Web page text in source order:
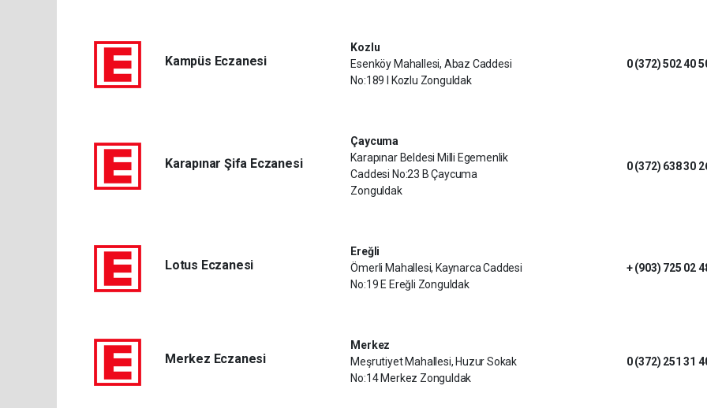
Kampüs Eczanesi
Kozlu
Esenköy Mahallesi, Abaz Caddesi
No:189 I Kozlu Zonguldak
0 (372) 502 40
Karapınar Şifa Eczanesi
Çaycuma
Karapınar Beldesi Milli Egemenlik
Caddesi No:23 B Çaycuma
Zonguldak
0 (372) 638 30
Lotus Eczanesi
Ereğli
Ömerli Mahallesi, Kaynarca Caddesi
No:19 E Ereğli Zonguldak
+ (903) 725 02
Merkez Eczanesi
Merkez
Meşrutiyet Mahallesi, Huzur Sokak
No:14 Merkez Zonguldak
0 (372) 251 31